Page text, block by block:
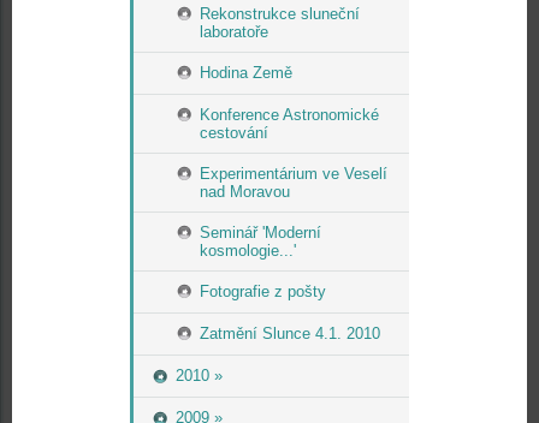
Rekonstrukce sluneční
laboratoře
Hodina Země
Konference Astronomické
cestování
Experimentárium ve Veselí
nad Moravou
Seminář 'Moderní
kosmologie...'
Fotografie z pošty
Zatmění Slunce 4.1. 2010
2010 »
2009 »